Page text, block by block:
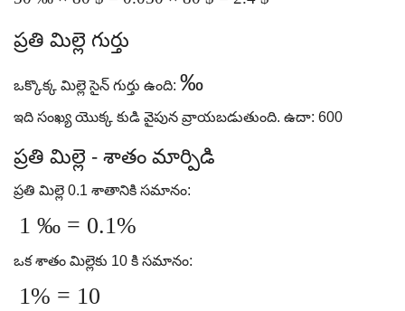
ప్రతి మిల్లె గుర్తు
ఒక్కొక్క మిల్లె సైన్ గుర్తు ఉంది: ‰
ఇది సంఖ్య యొక్క కుడి వైపున వ్రాయబడుతుంది. ఉదా: 600
ప్రతి మిల్లె - శాతం మార్పిడి
ప్రతి మిల్లె 0.1 శాతానికి సమానం:
1 ‰ = 0.1%
ఒక శాతం మిల్లెకు 10 కి సమానం:
1% = 10